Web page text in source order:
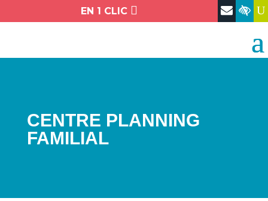
EN 1 CLIC  U
CENTRE PLANNING
FAMILIAL